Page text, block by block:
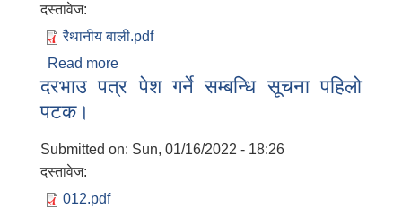
दस्तावेज:
रैथानीय बाली.pdf
Read more
सत्ञ्चालनको लागि प्रस्ताव पेश गर्ने बारे सुचना ।
दरभाउ पत्र पेश गर्ने सम्बन्धि सूचना पहिलो
पटक।
Submitted on: Sun, 01/16/2022 - 18:26
दस्तावेज:
012.pdf